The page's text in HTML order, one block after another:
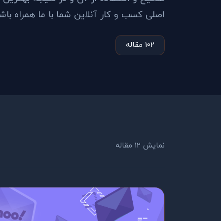
اصلی کسب و کار آنلاین شما با ما همراه
102 مقاله
نمایش 12 مقاله